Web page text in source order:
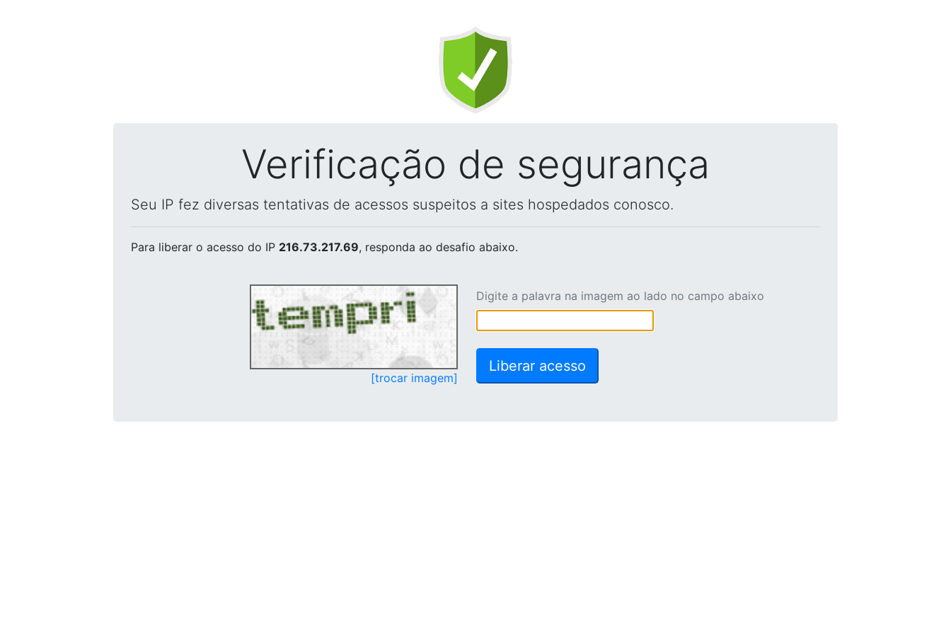
Verificação de segurança
Seu IP fez diversas tentativas de acessos suspeitos a sites hospedados conosco.
Para liberar o acesso do IP 216.73.217.69, responda ao desafio abaixo.
[trocar imagem]
Digite a palavra na imagem ao lado no campo abaixo